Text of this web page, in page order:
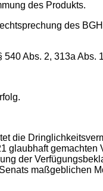
des Produkts.
des
Abs. 2, 313a Abs.
die
der
maßgeblichen